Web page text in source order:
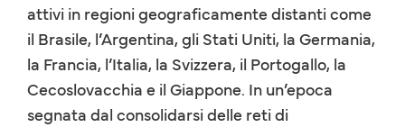
attivi in regioni geograficamente distanti come
il Brasile, l’Argentina, gli Stati Uniti, la Germania,
la Francia, l’Italia, la Svizzera, il Portogallo, la
Cecoslovacchia e il Giappone. In un’epoca
segnata dal consolidarsi delle reti di